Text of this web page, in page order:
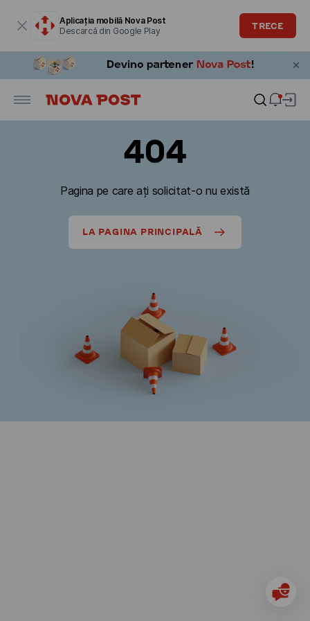
Aplicația mobilă Nova Post
Descarcă din Google Play
TRECE
404
Pagina pe care ați solicitat-o nu există
LA PAGINA PRINCIPALĂ